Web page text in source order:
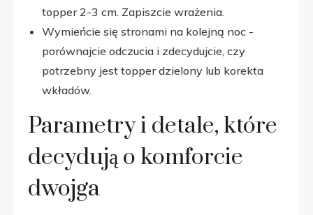
topper 2-3 cm. Zapiszcie wrażenia.
Wymieńcie się stronami na kolejną noc -
porównajcie odczucia i zdecydujcie, czy
potrzebny jest topper dzielony lub korekta
wkładów.
Parametry i detale, które
decydują o komforcie
dwojga